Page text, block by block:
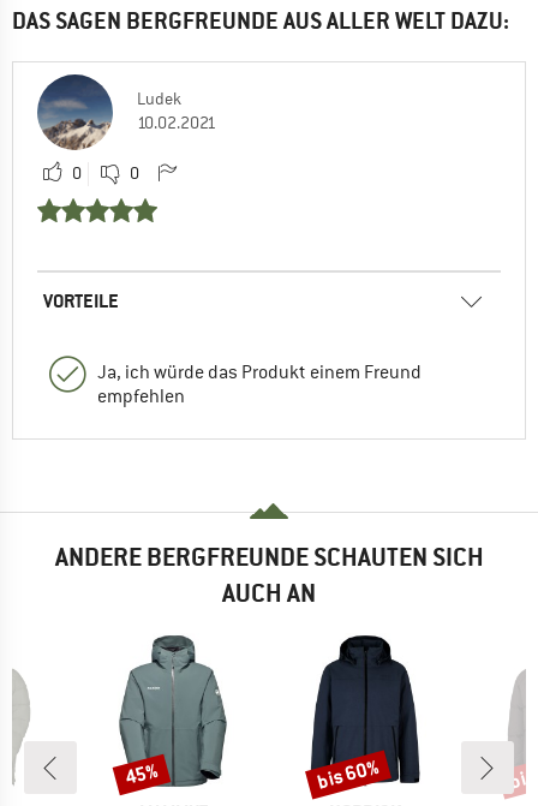
DAS SAGEN BERGFREUNDE AUS ALLER WELT DAZU:
Ludek
10.02.2021
0 0
VORTEILE
Ja, ich würde das Produkt einem Freund
empfehlen
ANDERE BERGFREUNDE SCHAUTEN SICH
AUCH AN
Rabatt
45% Rabatt
bis 60%